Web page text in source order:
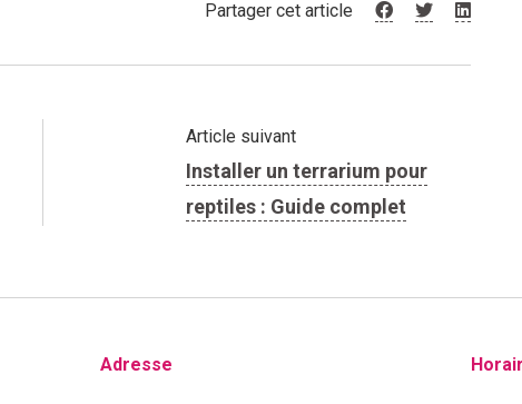
Partager cet article
Article suivant
Installer un terrarium pour
reptiles : Guide complet
Adresse